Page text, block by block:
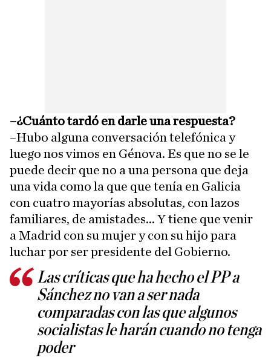
–¿Cuánto tardó en darle una respuesta?
–Hubo alguna conversación telefónica y
luego nos vimos en Génova. Es que no se le
puede decir que no a una persona que deja
una vida como la que que tenía en Galicia
con cuatro mayorías absolutas, con lazos
familiares, de amistades... Y tiene que venir
a Madrid con su mujer y con su hijo para
luchar por ser presidente del Gobierno.
Las críticas que ha hecho el PP a
Sánchez no van a ser nada
comparadas con las que algunos
socialistas le harán cuando no tenga
poder